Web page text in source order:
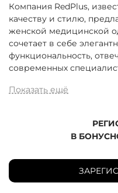
Компания RedPlus,
качеству и стилю,
женской медицинской
сочетает в себе
функциональность,
современных
Показать ещё
В